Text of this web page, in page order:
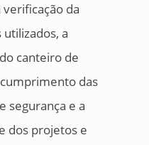
da
a
canteiro de
das
segurança e a
dos projetos e